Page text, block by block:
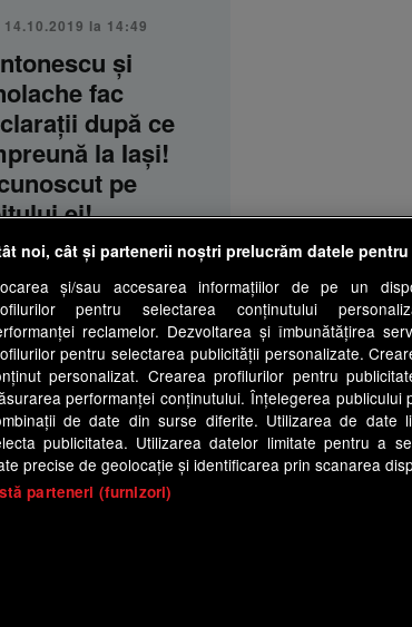
14.10.2019 la 14:49
şi
fac
după ce
la Iaşi!
pe
ei!
- Date Companie Politica de cookies
Ultimele Stiri Program Happy Channel
as.ro catine.ro chefi.ro deparinti.ro
zutv.ro Trends AntenaPLAY
Digital Antena Group. Toate drepturile rezervate.
noi, cât și partenerii noștri prelucrăm datele
și/sau accesarea informațiilor de pe un
pentru selectarea conținutului
reclamelor. Dezvoltarea și îmbunătățirea
pentru selectarea publicității personalizate.
personalizat. Crearea profilurilor pentru
performanței conținutului. Înțelegerea publicului
de date din surse diferite. Utilizarea de date
publicitatea. Utilizarea datelor limitate pentru a
precise de geolocație și identificarea prin scanarea
parteneri (furnizori)